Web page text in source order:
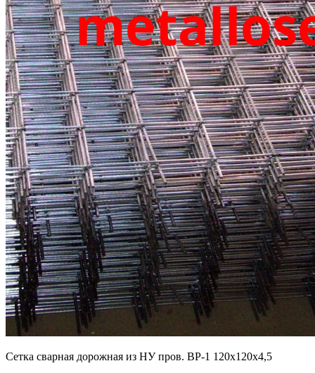
Cетка сварная дорожная из НУ пров. ВР-1 120х120х4,5